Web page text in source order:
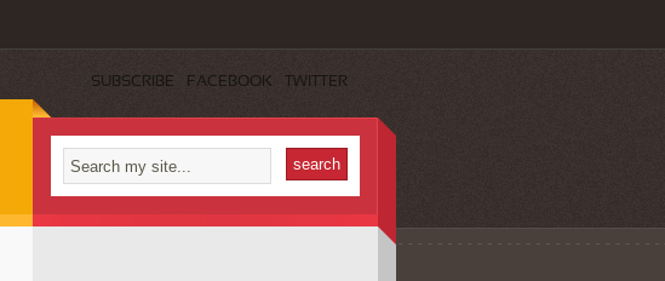
SUBSCRIBE FACEBOOK TWITTER